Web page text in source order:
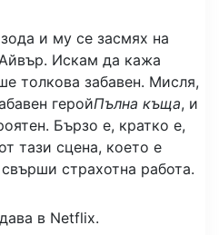
и му се засмях на
Искам да кажа
толкова забавен. Мисля,
геройПълна къща, и
Бързо е, кратко е,
тази сцена, което е
страхотна работа.
в Netflix.